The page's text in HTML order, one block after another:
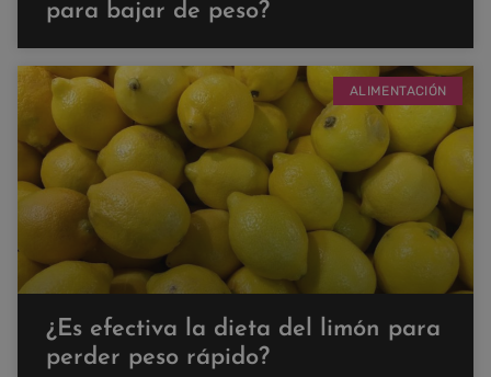
para bajar de peso?
ALIMENTACIÓN
¿Es efectiva la dieta del limón para
perder peso rápido?